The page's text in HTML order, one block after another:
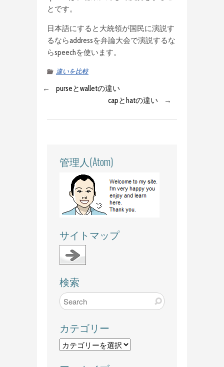
とです。
日本語にすると大統領が国民に演説す
るならaddressを弁論大会で演説するな
らspeechを使います。
違いを比較
←
purseとwalletの違い
capとhatの違い
→
管理人(Atom)
サイトマップ
検索
カテゴリー
カ